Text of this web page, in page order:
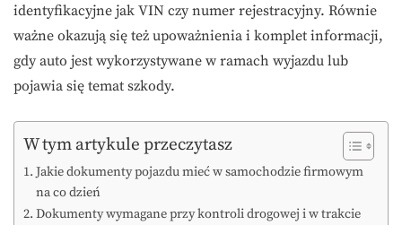
identyfikacyjne jak VIN czy numer rejestracyjny. Równie
ważne okazują się też upoważnienia i komplet informacji,
gdy auto jest wykorzystywane w ramach wyjazdu lub
pojawia się temat szkody.
W tym artykule przeczytasz
Jakie dokumenty pojazdu mieć w samochodzie firmowym
na co dzień
Dokumenty wymagane przy kontroli drogowej i w trakcie